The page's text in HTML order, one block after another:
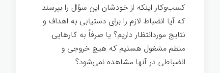
کسب‌وکار اینکه از خودشان این سؤال را بپرسند
که آیا انضباط لازم را برای دستیابی به اهداف و
نتایج موردانتظار داریم؟ یا صرفاً به کارهایی
منظم مشغول هستیم که هیچ خروجی و
انضباطی در آنها مشاهده نمی‌شود؟